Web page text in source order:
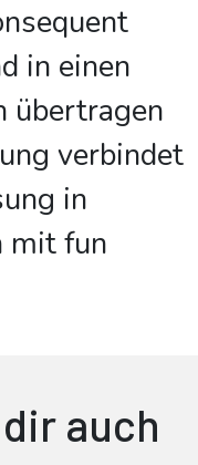
in einen
übertragen
verbindet
in
mit fun
auch